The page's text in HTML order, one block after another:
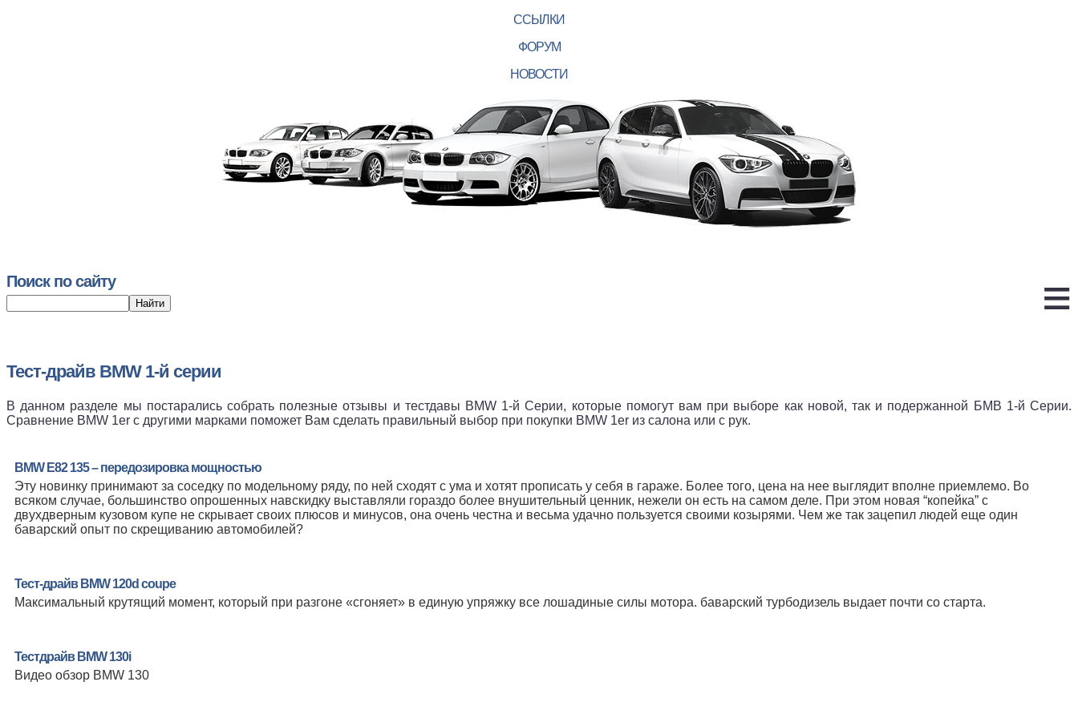
ССЫЛКИ
ФОРУМ
НОВОСТИ
Поиск по сайту
Тест-драйв BMW 1-й серии
В данном разделе мы постарались собрать полезные отзывы и тестдавы BMW 1-й Серии, которые помогут вам при выборе как новой, так и подержанной БМВ 1-й Серии.
Сравнение BMW 1er с другими марками поможет Вам сделать правильный выбор при покупки BMW 1er из салона или с рук.
BMW E82 135 – передозировка мощностью
Эту новинку принимают за соседку по модельному ряду, по ней сходят с ума и хотят прописать у себя в гараже. Более того, цена на нее выглядит вполне приемлемо. Во
всяком случае, большинство опрошенных навскидку выставляли гораздо более внушительный ценник, нежели он есть на самом деле. При этом новая “копейка” с
двухдверным кузовом купе не скрывает своих плюсов и минусов, она очень честна и весьма удачно пользуется своими козырями. Чем же так зацепил людей еще один
баварский опыт по скрещиванию автомобилей?
Тест-драйв BMW 120d coupe
Максимальный крутящий момент, который при разгоне «сгоняет» в единую упряжку все лошадиные силы мотора. баварский турбодизель выдает почти со старта.
Тестдрайв BMW 130i
Видео обзор BMW 130